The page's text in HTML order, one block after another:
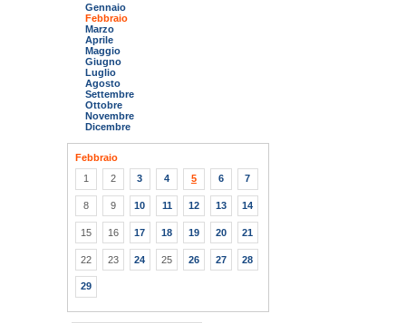
Gennaio
Febbraio
Marzo
Aprile
Maggio
Giugno
Luglio
Agosto
Settembre
Ottobre
Novembre
Dicembre
Febbraio
1
2 3 4 5 6 7
8 9 10 11 12 13 14
15 16 17 18 19 20 21
22 23 24 25 26 27 28
29